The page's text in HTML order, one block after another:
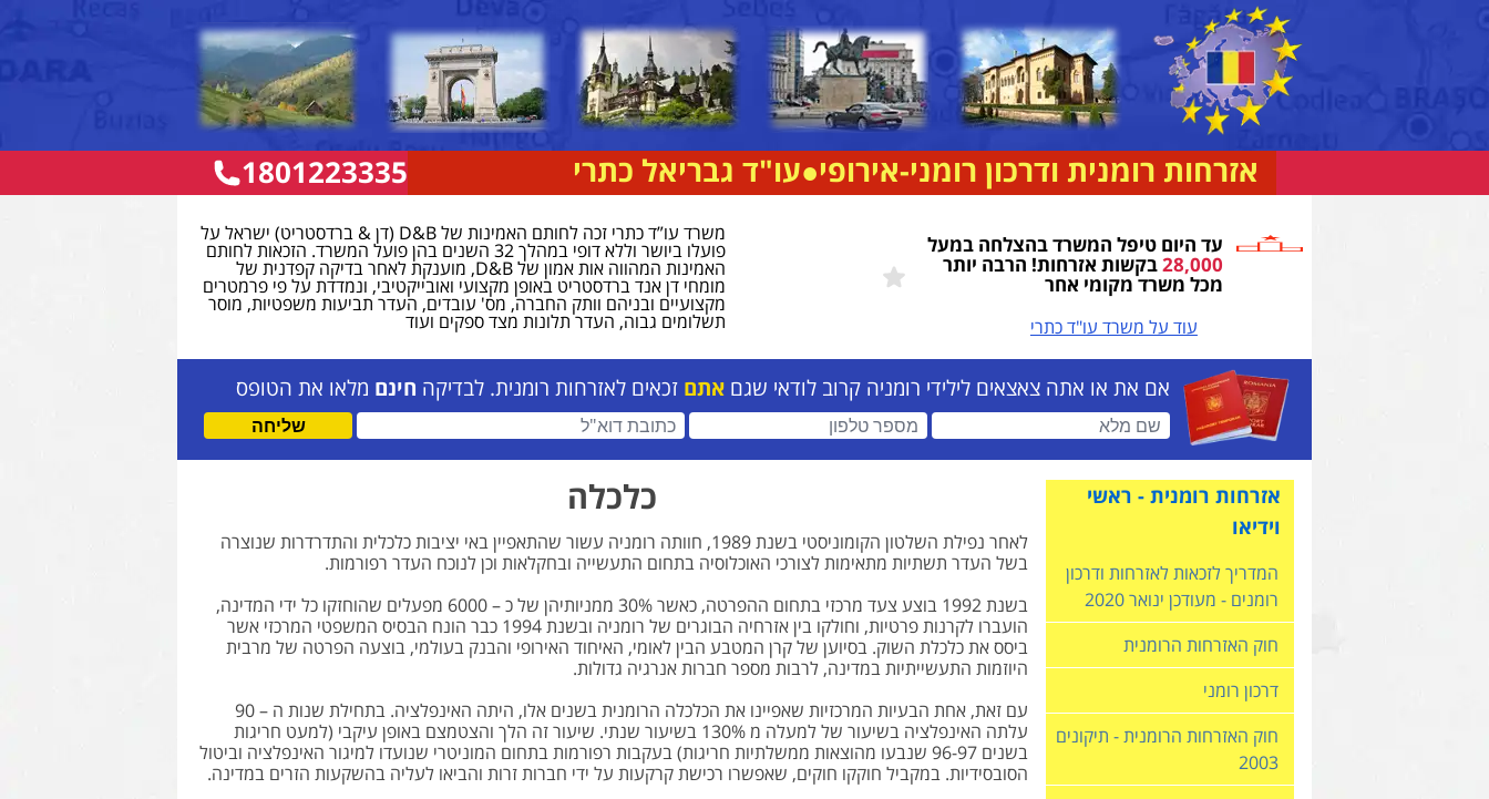
אזרחות רומנית ודרכון רומני-אירופי●עו"ד גבריאל כתרי 1801223335
משרד עו”ד כתרי זכה לחותם האמינות של D&B (דן & ברדסטריט) ישראל על
פועלו ביושר וללא דופי במהלך 32 השנים בהן פועל המשרד. הזכאות לחותם
האמינות המהווה אות אמון של D&B, מוענקת לאחר בדיקה קפדנית של
מומחי דן אנד ברדסטריט באופן מקצועי ואובייקטיבי, ונמדדת על פי פרמטרים
מקצועיים ובניהם וותק החברה, מס' עובדים, העדר תביעות משפטיות, מוסר
תשלומים גבוה, העדר תלונות מצד ספקים ועוד
עד היום טיפל המשרד בהצלחה במעל
28,000בקשות אזרחות! הרבה יותר
מכל משרד מקומי אחר
עוד על משרד עו"ד כתרי
אם את או אתה צאצאים לילידי רומניה קרוב לודאי שגם אתם זכאים לאזרחות רומנית. לבדיקה חינם מלאו את הטופס
שם מלא (חובה) כתובת דוא"ל (חובה) מספר טלפון (חובה) שליחה
כלכלה
לאחר נפילת השלטון הקומוניסטי בשנת 1989, חוותה רומניה עשור שהתאפיין באי יציבות כלכלית והתדרדרות שנוצרה
בשל העדר תשתיות מתאימות לצורכי האוכלוסיה בתחום התעשייה ובחקלאות וכן לנוכח העדר רפורמות.
בשנת 1992 בוצע צעד מרכזי בתחום ההפרטה, כאשר 30% ממניותיהן של כ – 6000 מפעלים שהוחזקו כל ידי המדינה,
הועברו לקרנות פרטיות, וחולקו בין אזרחיה הבוגרים של רומניה ובשנת 1994 כבר הונח הבסיס המשפטי המרכזי אשר
ביסס את כלכלת השוק. בסיוען של קרן המטבע הבין לאומי, האיחוד האירופי והבנק בעולמי, בוצעה הפרטה של מרבית
היוזמות התעשייתיות במדינה, לרבות מספר חברות אנרגיה גדולות.
עם זאת, אחת הבעיות המרכזיות שאפיינו את הכלכלה הרומנית בשנים אלו, היתה האינפלציה. בתחילת שנות ה – 90
עלתה האינפלציה בשיעור של למעלה מ 130% בשיעור שנתי. שיעור זה הלך והצטמצם באופן עיקבי (למעט חריגות
בשנים 96-97 שנבעו מהוצאות ממשלתיות חריגות) בעקבות רפורמות בתחום המוניטרי שנועדו למיגור האינפלציה וביטול
הסובסידיות. במקביל חוקקו חוקים, שאפשרו רכישת קרקעות על ידי חברות זרות והביאו לעליה בהשקעות הזרים במדינה.
אזרחות רומנית - ראשי
וידיאו
המדריך לזכאות לאזרחות ודרכון
רומנים - מעודכן ינואר 2020
חוק האזרחות הרומנית
דרכון רומני
חוק האזרחות הרומנית - תיקונים
2003